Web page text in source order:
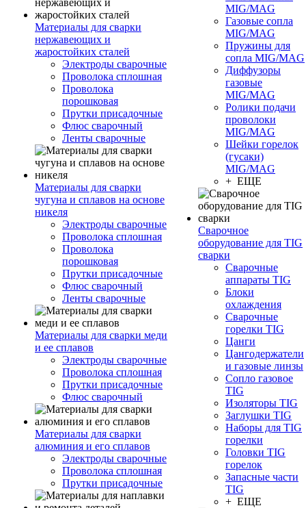
Материалы для сварки
нержавеющих и
жаростойких сталей
Электроды сварочные
Проволока сплошная
Проволока
порошковая
Прутки присадочные
Флюс сварочный
Ленты сварочные
Материалы для сварки
чугуна и сплавов на основе
никеля
Электроды сварочные
Проволока сплошная
Проволока
порошковая
Прутки присадочные
Флюс сварочный
Ленты сварочные
Материалы для сварки меди
и ее сплавов
Электроды сварочные
Проволока сплошная
Прутки присадочные
Флюс сварочный
Материалы для сварки
алюминия и его сплавов
Электроды сварочные
Проволока сплошная
Прутки присадочные
MIG/MAG
Газовые сопла
MIG/MAG
Пружины для
сопла MIG/MAG
Диффузоры
газовые
MIG/MAG
Ролики подачи
проволоки
MIG/MAG
Шейки горелок
(гусаки)
MIG/MAG
+ ЕЩЕ
Сварочное
оборудование для TIG
сварки
Сварочные
аппараты TIG
Блоки
охлаждения
Сварочные
горелки TIG
Цанги
Цангодержатели
и газовые линзы
Сопло газовое
TIG
Изоляторы TIG
Заглушки TIG
Наборы для TIG
горелки
Головки TIG
горелок
Запасные части
TIG
+ ЕЩЕ